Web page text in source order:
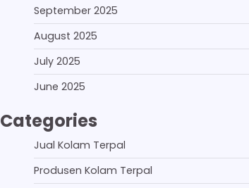
September 2025
August 2025
July 2025
June 2025
Categories
Jual Kolam Terpal
Produsen Kolam Terpal